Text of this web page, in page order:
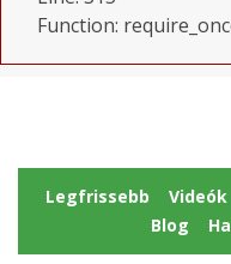
Function:
Legfrissebb Videók
Blog